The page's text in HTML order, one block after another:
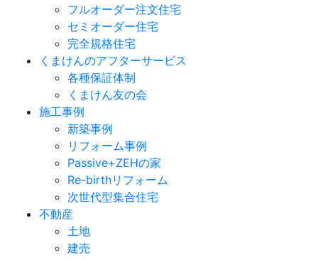
フルオーダー注文住宅
セミオーダー住宅
完全規格住宅
くまけんのアフターサービス
各種保証体制
くまけん友の会
施工事例
新築事例
リフォーム事例
Passive+ZEHの家
Re-birthリフォーム
次世代型集合住宅
不動産
土地
建売